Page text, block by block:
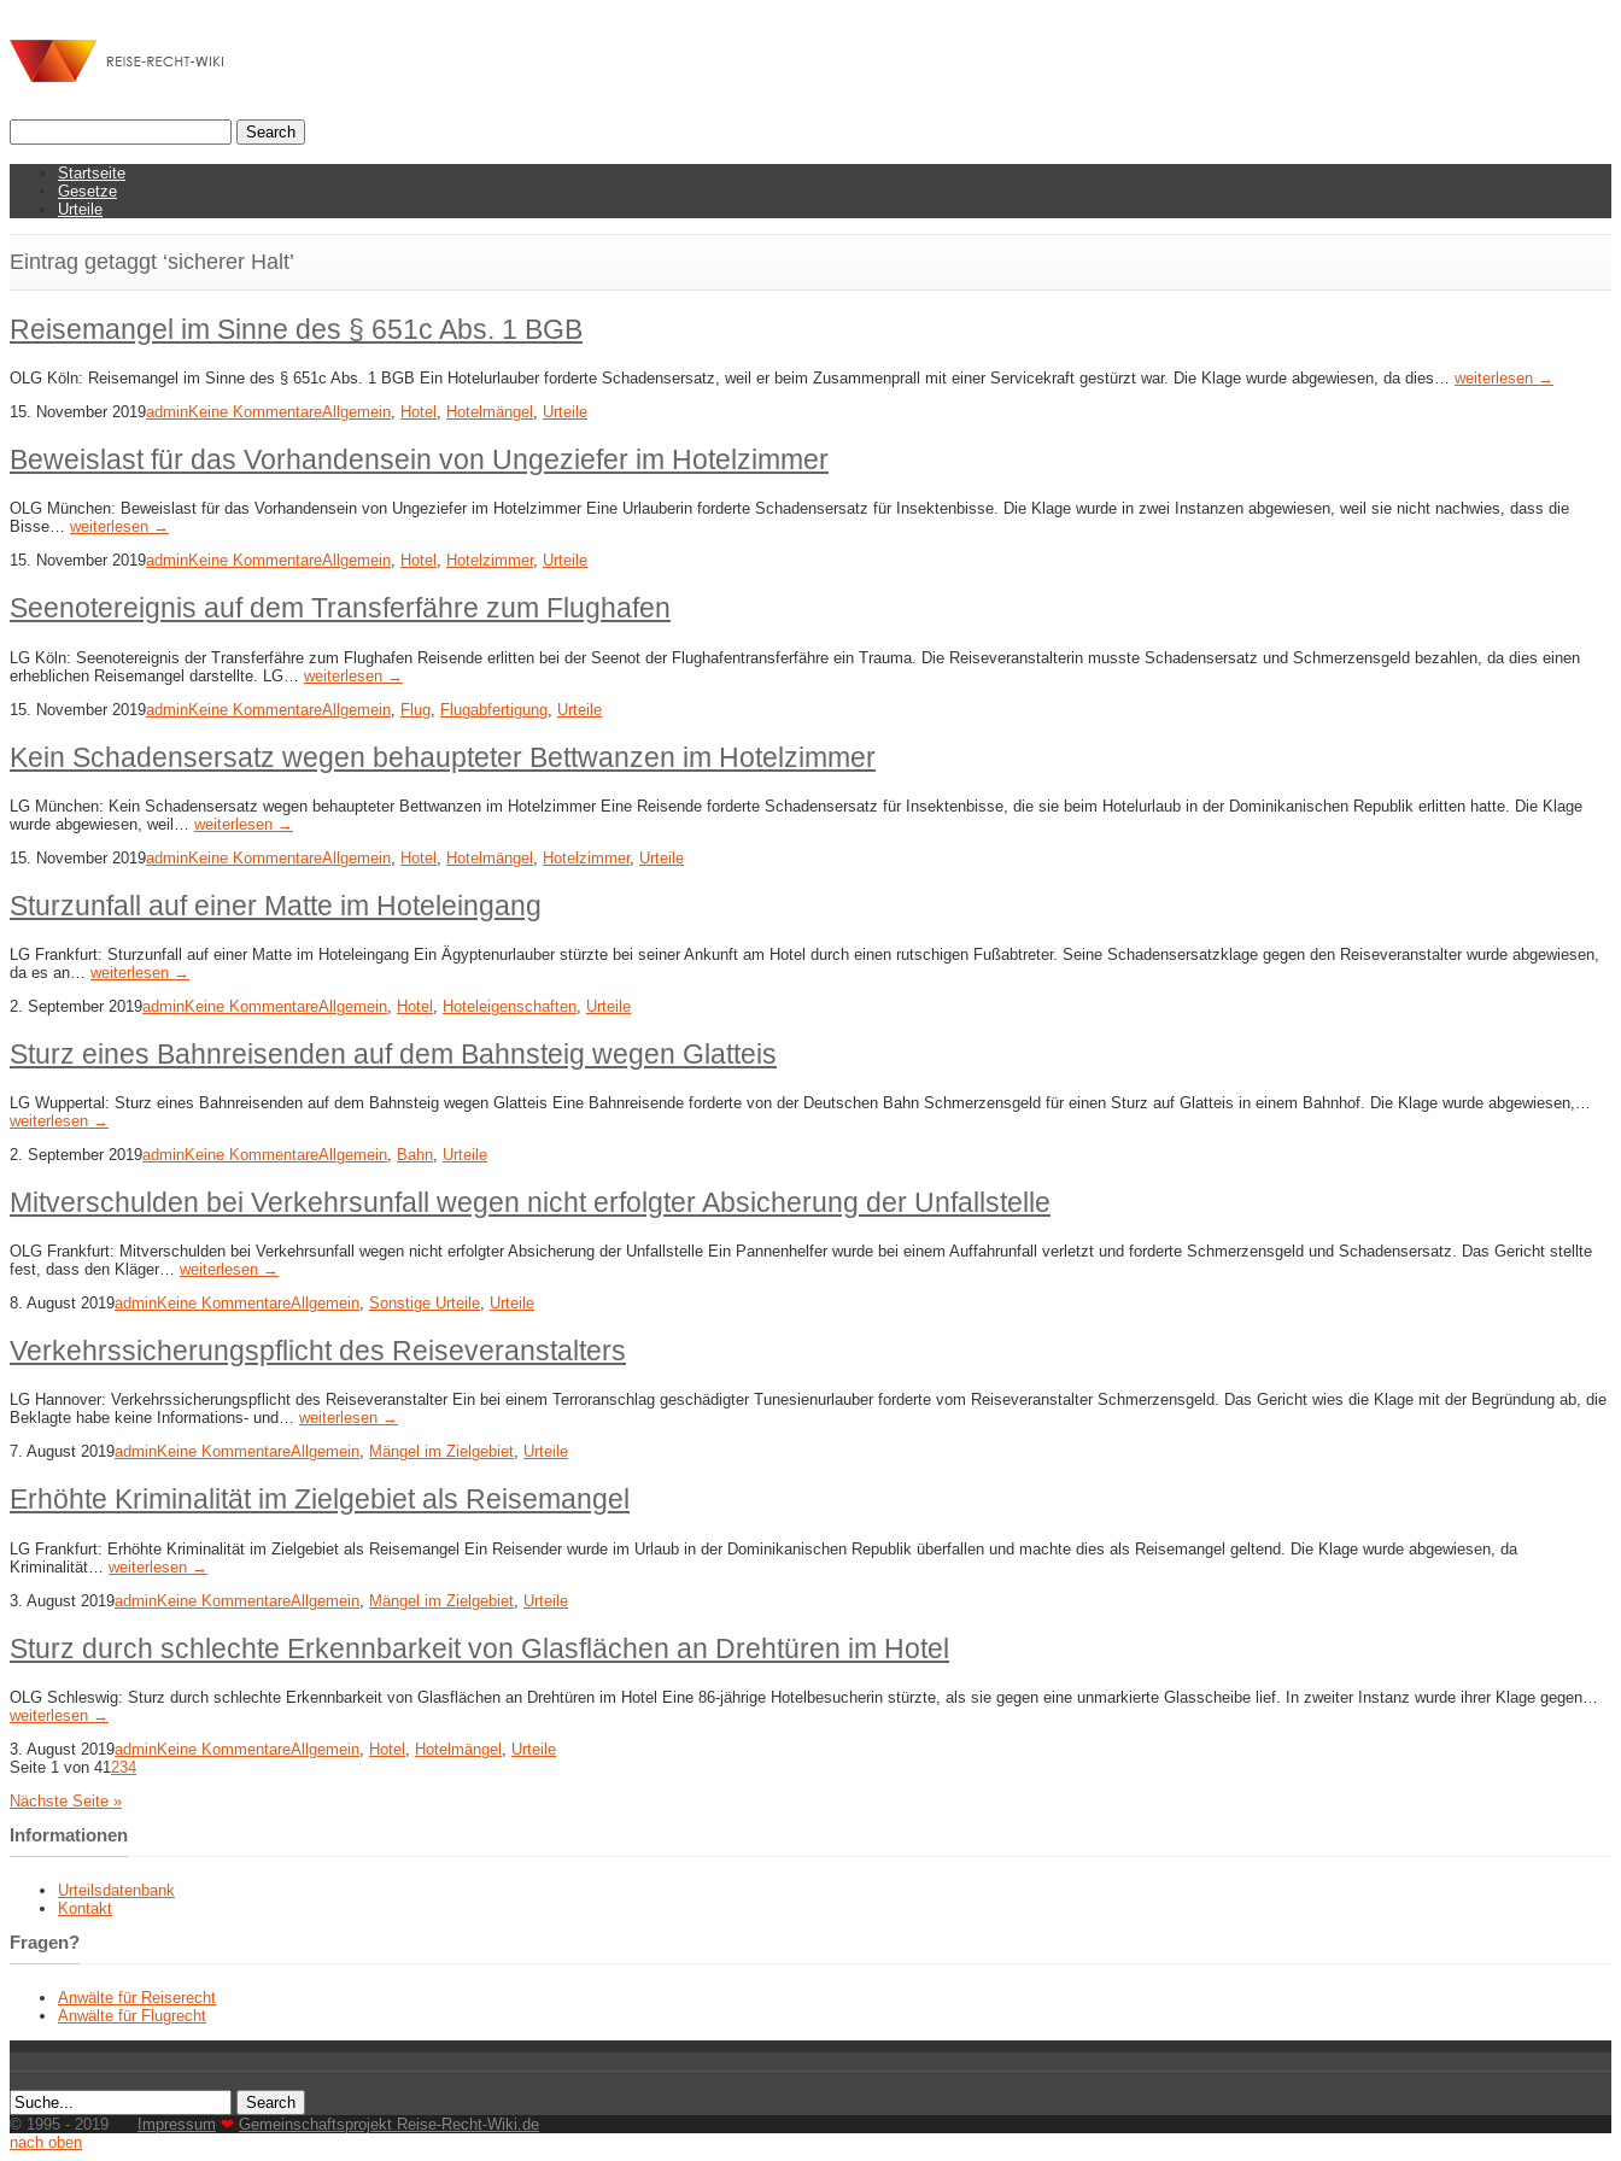
Startseite
Gesetze
Urteile
Eintrag getaggt ‘sicherer Halt’
Reisemangel im Sinne des § 651c Abs. 1 BGB
OLG Köln: Reisemangel im Sinne des § 651c Abs. 1 BGB Ein Hotelurlauber forderte Schadensersatz, weil er beim Zusammenprall mit einer Servicekraft gestürzt war. Die Klage wurde abgewiesen, da dies… weiterlesen →
15. November 2019adminKeine KommentareAllgemein, Hotel , Hotelmängel , Urteile
Beweislast für das Vorhandensein von Ungeziefer im Hotelzimmer
OLG München: Beweislast für das Vorhandensein von Ungeziefer im Hotelzimmer Eine Urlauberin forderte Schadensersatz für Insektenbisse. Die Klage wurde in zwei Instanzen abgewiesen, weil sie nicht nachwies, dass die
Bisse… weiterlesen →
15. November 2019adminKeine KommentareAllgemein, Hotel , Hotelzimmer, Urteile
Seenotereignis auf dem Transferfähre zum Flughafen
LG Köln: Seenotereignis der Transferfähre zum Flughafen Reisende erlitten bei der Seenot der Flughafentransferfähre ein Trauma. Die Reiseveranstalterin musste Schadensersatz und Schmerzensgeld bezahlen, da dies einen
erheblichen Reisemangel darstellte. LG… weiterlesen →
15. November 2019adminKeine KommentareAllgemein Flug Flugabfertigung Urteile
Kein Schadensersatz wegen behaupteter Bettwanzen im Hotelzimmer
LG München: Kein Schadensersatz wegen behaupteter Bettwanzen im Hotelzimmer Eine Reisende forderte Schadensersatz für Insektenbisse, die sie beim Hotelurlaub in der Dominikanischen Republik erlitten hatte. Die Klage
wurde abgewiesen, weil… weiterlesen →
15. November 2019adminKeine KommentareAllgemein Hotel Hotelmängel Hotelzimmer, Urteile
Sturzunfall auf einer Matte im Hoteleingang
LG Frankfurt: Sturzunfall auf einer Matte im Hoteleingang Ein Ägyptenurlauber stürzte bei seiner Ankunft am Hotel durch einen rutschigen Fußabtreter. Seine Schadensersatzklage gegen den Reiseveranstalter wurde abgewiesen,
da es an… weiterlesen →
2. September 2019adminKeine KommentareAllgemein Hotel Hoteleigenschaften Urteile
Sturz eines Bahnreisenden auf dem Bahnsteig wegen Glatteis
LG Wuppertal: Sturz eines Bahnreisenden auf dem Bahnsteig wegen Glatteis Eine Bahnreisende forderte von der Deutschen Bahn Schmerzensgeld für einen Sturz auf Glatteis in einem Bahnhof. Die Klage wurde abgewiesen,…
weiterlesen →
2. September 2019adminKeine KommentareAllgemein, Bahn, Urteile
Mitverschulden bei Verkehrsunfall wegen nicht erfolgter Absicherung der Unfallstelle
OLG Frankfurt: Mitverschulden bei Verkehrsunfall wegen nicht erfolgter Absicherung der Unfallstelle Ein Pannenhelfer wurde bei einem Auffahrunfall verletzt und forderte Schmerzensgeld und Schadensersatz. Das Gericht stellte
fest, dass den Kläger… weiterlesen →
8. August 2019adminKeine KommentareAllgemein, Sonstige Urteile, Urteile
Verkehrssicherungspflicht des Reiseveranstalters
LG Hannover: Verkehrssicherungspflicht des Reiseveranstalter Ein bei einem Terroranschlag geschädigter Tunesienurlauber forderte vom Reiseveranstalter Schmerzensgeld. Das Gericht wies die Klage mit der Begründung ab, die
Beklagte habe keine Informations- und… weiterlesen →
7. August 2019adminKeine KommentareAllgemein, Mängel im Zielgebiet, Urteile
Erhöhte Kriminalität im Zielgebiet als Reisemangel
LG Frankfurt: Erhöhte Kriminalität im Zielgebiet als Reisemangel Ein Reisender wurde im Urlaub in der Dominikanischen Republik überfallen und machte dies als Reisemangel geltend. Die Klage wurde abgewiesen, da
Kriminalität… weiterlesen →
3. August 2019adminKeine KommentareAllgemein Mängel im Zielgebiet Urteile
Sturz durch schlechte Erkennbarkeit von Glasflächen an Drehtüren im Hotel
OLG Schleswig: Sturz durch schlechte Erkennbarkeit von Glasflächen an Drehtüren im Hotel Eine 86-jährige Hotelbesucherin stürzte, als sie gegen eine unmarkierte Glasscheibe lief. In zweiter Instanz wurde ihrer Klage gegen…
weiterlesen →
3. August 2019adminKeine KommentareAllgemein Hotel Hotelmängel
Urteile
Seite 1 von 41 234
Nächste Seite »
Informationen
Urteilsdatenbank
Kontakt
Fragen?
Anwälte für Reiserecht
Anwälte für Flugrecht
© 1995 - 2019 Impressum ❤ Gemeinschaftsprojekt Reise-Recht-Wiki.de
nach oben